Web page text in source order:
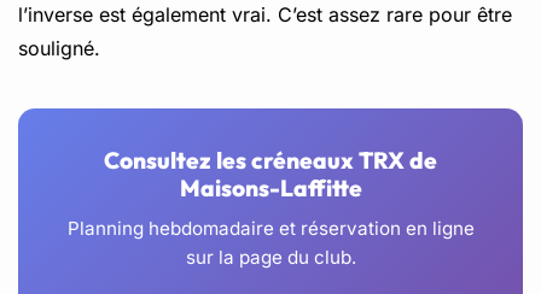
l’inverse est également vrai. C’est assez rare pour être
souligné.
Consultez les créneaux TRX de
Maisons-Laffitte
Planning hebdomadaire et réservation en ligne
sur la page du club.